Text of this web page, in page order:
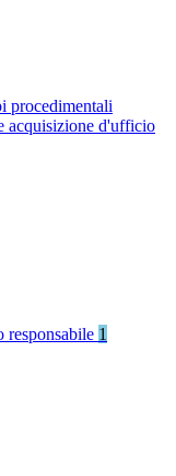
procedimentali
acquisizione d'ufficio
1